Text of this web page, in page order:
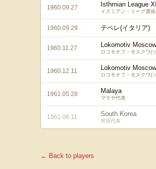
1960.09.27 Isthmian League XI
イズミアン・リーグ選
1960.09.29 テベレ(イタリア)
1960.11.27 Lokomotiv Moscow
ロコモチフ・モスクワ(
1960.12.11 Lokomotiv Moscow
ロコモチフ・モスクワ(
1961.05.28 Malaya
マラヤ代表
1961.06.11 South Korea
韓国代表
← Back to players